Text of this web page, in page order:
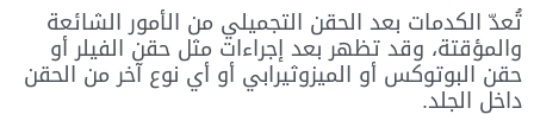
تُعدّ الكدمات بعد الحقن التجميلي من الأمور الشائعة
والمؤقتة، وقد تظهر بعد إجراءات مثل حقن الفيلر أو
حقن البوتوكس أو الميزوثيرابي أو أي نوع آخر من الحقن
داخل الجلد.